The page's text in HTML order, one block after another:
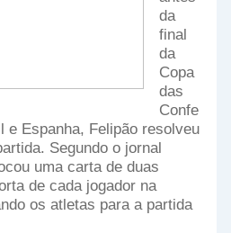
da
final
da
Copa
das
Confe
e Espanha, Felipão resolveu
Segundo o jornal
uma carta de duas
de cada jogador na
os atletas para a partida